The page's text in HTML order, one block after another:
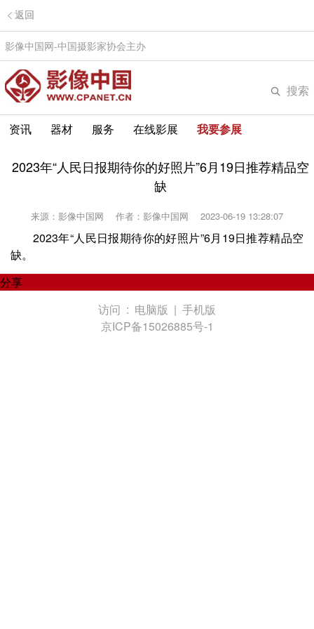
返回
影像中国网-中国摄影家协会主办
搜索
资讯 器材 服务 在线影展 我要参展
2023年“人民日报期待你的好照片”6月19日推荐精品空
缺
来源：影像中国网 作者：影像中国网 2023-06-19 13:28:07
2023年“人民日报期待你的好照片”6月19日推荐精品空
缺。
分享
访问 : 电脑版 | 手机版
京ICP备15026885号-1